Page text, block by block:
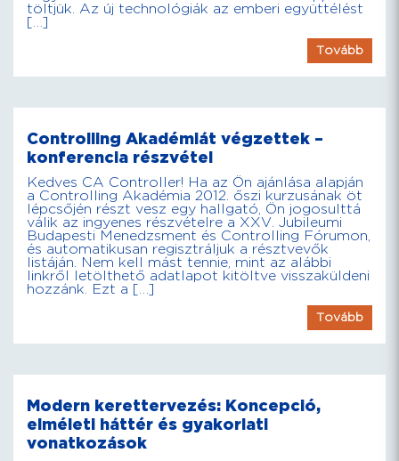
töltjük. Az új technológiák az emberi együttélést
[…]
Tovább
Controlling Akadémiát végzettek –
konferencia részvétel
Kedves CA Controller! Ha az Ön ajánlása alapján
a Controlling Akadémia 2012. őszi kurzusának öt
lépcsőjén részt vesz egy hallgató, Ön jogosulttá
válik az ingyenes részvételre a XXV. Jubileumi
Budapesti Menedzsment és Controlling Fórumon,
és automatikusan regisztráljuk a résztvevők
listáján. Nem kell mást tennie, mint az alábbi
linkről letölthető adatlapot kitöltve visszaküldeni
hozzánk. Ezt a […]
Tovább
Modern kerettervezés: Koncepció,
elméleti háttér és gyakorlati
vonatkozások